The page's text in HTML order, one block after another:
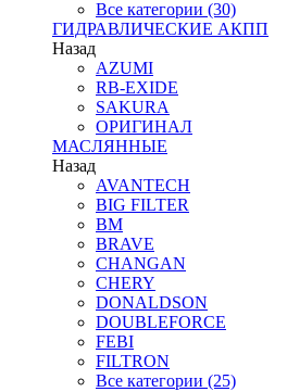
Все категории (30)
ГИДРАВЛИЧЕСКИЕ АКПП
Назад
AZUMI
RB-EXIDE
SAKURA
ОРИГИНАЛ
МАСЛЯННЫЕ
Назад
AVANTECH
BIG FILTER
BM
BRAVE
CHANGAN
CHERY
DONALDSON
DOUBLEFORCE
FEBI
FILTRON
Все категории (25)